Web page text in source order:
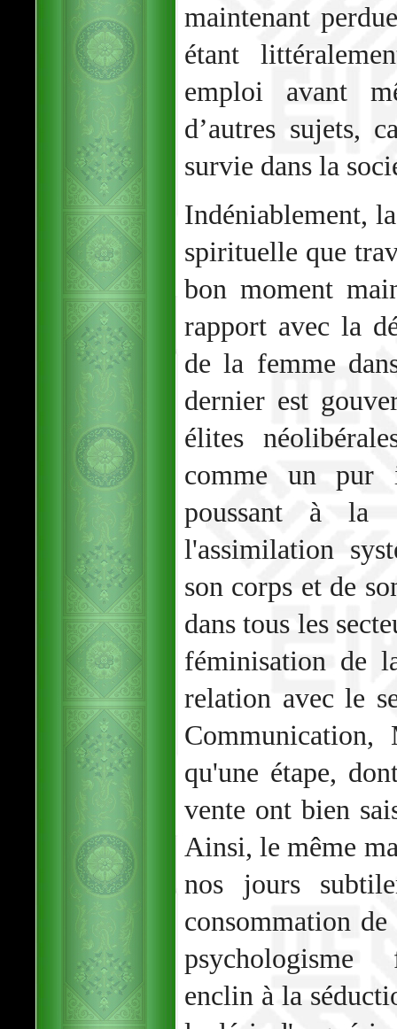
maintenant
étant
emploi avant
d’autres sujets,
survie dans la
Indéniablement,
spirituelle que
bon moment
rapport avec la
de la femme
dernier est
élites
comme un pur
poussant à la
l'assimilation
son corps et de
dans tous les
féminisation de
relation avec le
qu'une étape,
vente ont bien
Ainsi, le même
nos jours
consommation
psychologisme
enclin à la